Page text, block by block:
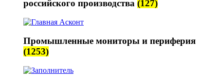
российского производства (127)
Промышленные мониторы и периферия
(1253)